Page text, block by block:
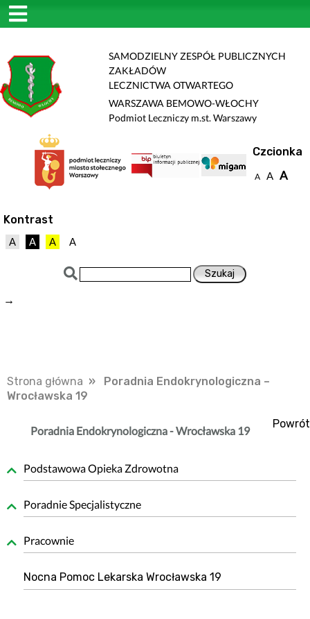
SAMODZIELNY ZESPÓŁ PUBLICZNYCH
ZAKŁADÓW
LECZNICTWA OTWARTEGO
WARSZAWA BEMOWO-WŁOCHY
Podmiot Leczniczy m.st. Warszawy
Czcionka
A A A
Kontrast
A A A A
→
Strona główna » Poradnia Endokrynologiczna –
Wrocławska 19
Powrót
Poradnia Endokrynologiczna - Wrocławska 19
Podstawowa Opieka Zdrowotna
Poradnie Specjalistyczne
Pracownie
Nocna Pomoc Lekarska Wrocławska 19